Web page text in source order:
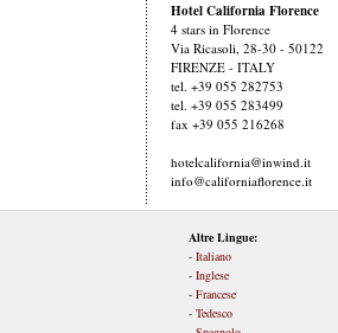
Hotel California Florence
4 stars in Florence
Via Ricasoli, 28-30 - 50122
FIRENZE - ITALY
tel. +39 055 282753
tel. +39 055 283499
fax +39 055 216268
hotelcalifornia@inwind.it
info@californiaflorence.it
Altre Lingue:
- Italiano
- Inglese
- Francese
- Tedesco